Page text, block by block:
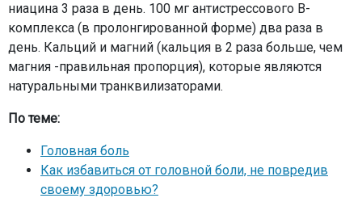
ниацина 3 раза в день. 100 мг антистрессового В-
комплекса (в пролонгированной форме) два раза в
день. Кальций и магний (кальция в 2 раза больше, чем
магния -правильная пропорция), которые являются
натуральными транквилизаторами.
По теме:
Головная боль
Как избавиться от головной боли, не повредив
своему здоровью?